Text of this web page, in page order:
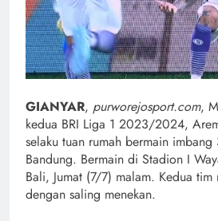
GIANYAR, purworejosport.com,
kedua BRI Liga 1 2023/2024,
selaku tuan rumah bermain imbang
Bandung. Bermain di Stadion I
Bali, Jumat (7/7) malam. Kedua tim
dengan saling menekan.